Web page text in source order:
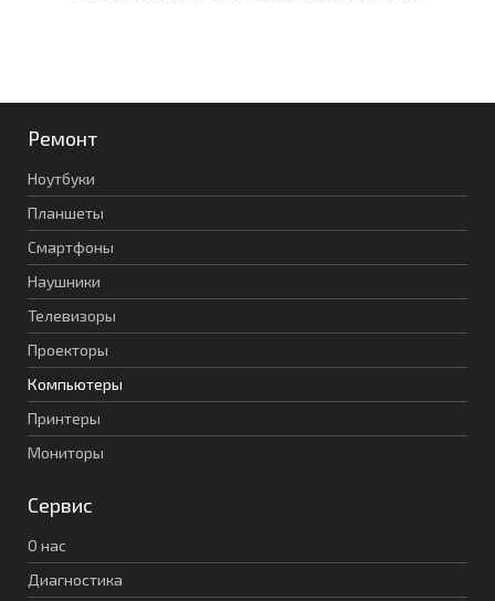
Ремонт
Ноутбуки
Планшеты
Смартфоны
Наушники
Телевизоры
Проекторы
Компьютеры
Принтеры
Мониторы
Сервис
О нас
Диагностика